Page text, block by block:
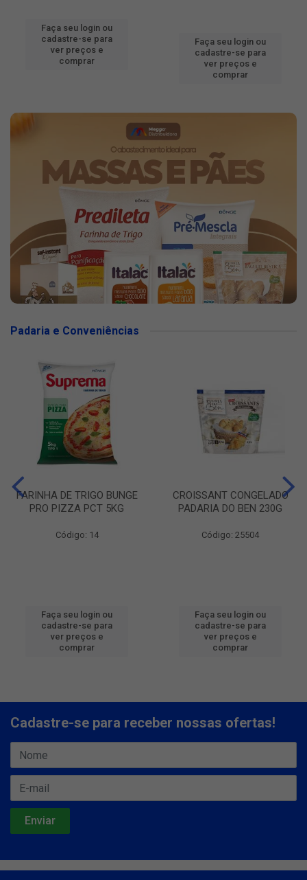
Faça seu login ou
cadastre-se para
ver preços e
comprar
Faça seu login ou
cadastre-se para
ver preços e
comprar
Padaria e Conveniências
FARINHA DE TRIGO BUNGE
PRO PIZZA PCT 5KG
Código: 14
Faça seu login ou
cadastre-se para
ver preços e
comprar
CROISSANT CONGELADO
PADARIA DO BEN 230G
Código: 25504
Faça seu login ou
cadastre-se para
ver preços e
comprar
Cadastre-se para receber nossas ofertas!